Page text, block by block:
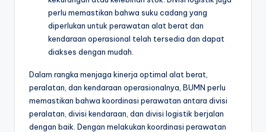
perlu memastikan bahwa suku cadang yang
diperlukan untuk perawatan alat berat dan
kendaraan operasional telah tersedia dan dapat
diakses dengan mudah.
Dalam rangka menjaga kinerja optimal alat berat,
peralatan, dan kendaraan operasionalnya, BUMN perlu
memastikan bahwa koordinasi perawatan antara divisi
peralatan, divisi kendaraan, dan divisi logistik berjalan
dengan baik. Dengan melakukan koordinasi perawatan